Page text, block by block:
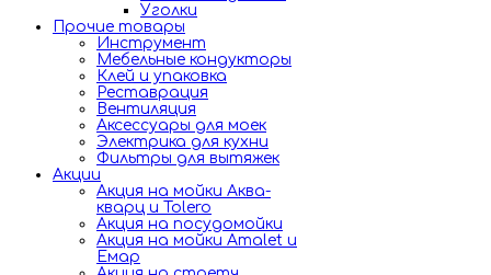
Уголки
Прочие товары
Инструмент
Мебельные кондукторы
Клей и упаковка
Реставрация
Вентиляция
Аксессуары для моек
Электрика для кухни
Фильтры для вытяжек
Акции
Акция на мойки Аква-
кварц и Tolero
Акция на посудомойки
Акция на мойки Amalet и
Емар